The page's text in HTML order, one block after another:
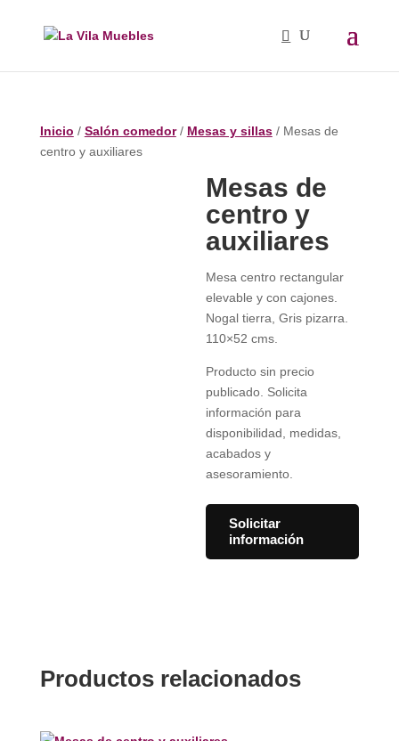
Inicio / Salón comedor/ Mesas y sillas/ Mesas de
centro y auxiliares
Mesas de
centro y
auxiliares
Mesa centro rectangular
elevable y con cajones.
Nogal tierra, Gris pizarra.
110×52 cms.
Producto sin precio
publicado. Solicita
información para
disponibilidad, medidas,
acabados y
asesoramiento.
Solicitar
información
Productos relacionados